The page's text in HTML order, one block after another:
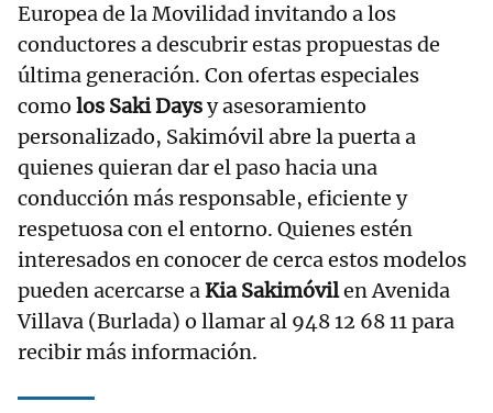
Europea de la Movilidad invitando a los
conductores a descubrir estas propuestas de
última generación. Con ofertas especiales
como los Saki Daysy asesoramiento
personalizado, Sakimóvil abre la puerta a
quienes quieran dar el paso hacia una
conducción más responsable, eficiente y
respetuosa con el entorno. Quienes estén
interesados en conocer de cerca estos modelos
pueden acercarse aKia Sakimóvilen Avenida
Villava (Burlada) o llamar al 948 12 68 11 para
recibir más información.